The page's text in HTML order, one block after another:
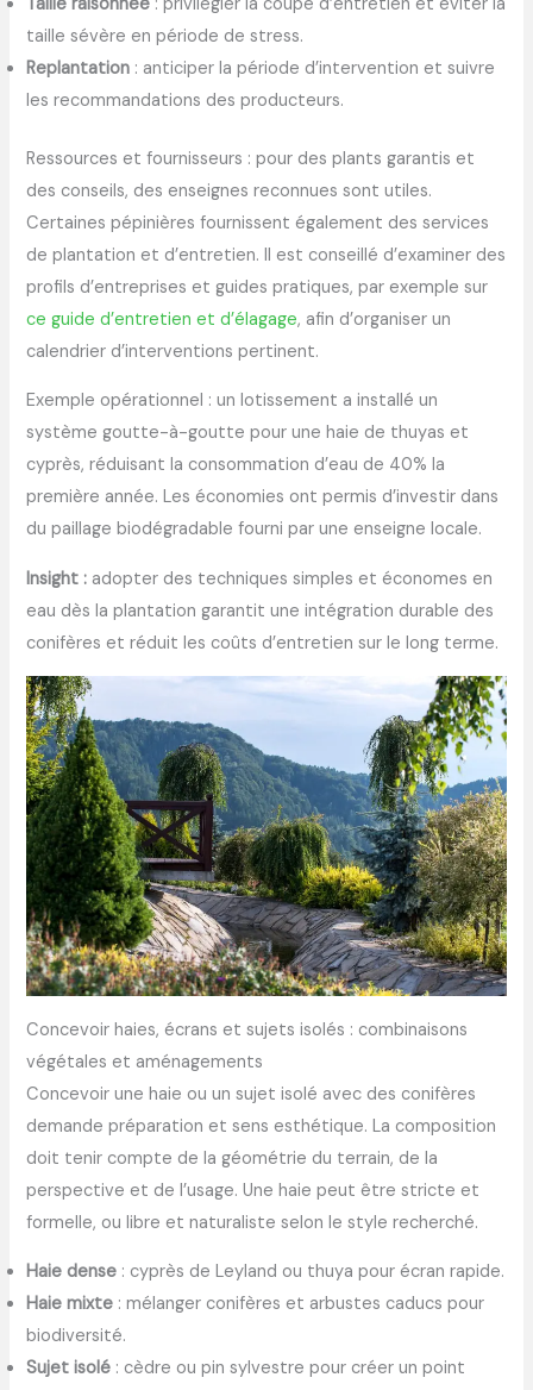
taille sévère en période de stress.
Replantation : anticiper la période d’intervention et suivre
les recommandations des producteurs.
Ressources et fournisseurs : pour des plants garantis et
des conseils, des enseignes reconnues sont utiles.
Certaines pépinières fournissent également des services
de plantation et d’entretien. Il est conseillé d’examiner des
profils d’entreprises et guides pratiques, par exemple sur
ce guide d’entretien et d’élagage, afin d’organiser un
calendrier d’interventions pertinent.
Exemple opérationnel : un lotissement a installé un
système goutte-à-goutte pour une haie de thuyas et
cyprès, réduisant la consommation d’eau de 40% la
première année. Les économies ont permis d’investir dans
du paillage biodégradable fourni par une enseigne locale.
Insight : adopter des techniques simples et économes en
eau dès la plantation garantit une intégration durable des
conifères et réduit les coûts d’entretien sur le long terme.
Concevoir haies, écrans et sujets isolés : combinaisons
végétales et aménagements
Concevoir une haie ou un sujet isolé avec des conifères
demande préparation et sens esthétique. La composition
doit tenir compte de la géométrie du terrain, de la
perspective et de l’usage. Une haie peut être stricte et
formelle, ou libre et naturaliste selon le style recherché.
Haie dense : cyprès de Leyland ou thuya pour écran rapide.
Haie mixte : mélanger conifères et arbustes caducs pour
biodiversité.
Sujet isolé : cèdre ou pin sylvestre pour créer un point